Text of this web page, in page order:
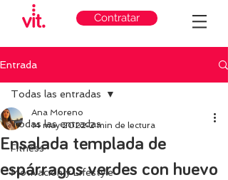
Contratar
Entrada
Todas las entradas
Fitness
Motivación y Lifestyle
Todas las entradas
Ensalada templada de
espárragos verdes con huevo
Ana Moreno
14 may 2022 2 min de lectura